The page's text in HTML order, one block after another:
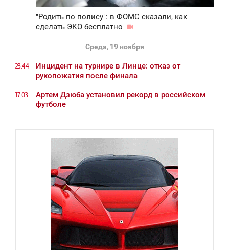
"Родить по полису": в ФОМС сказали, как
сделать ЭКО бесплатно
Среда, 19 ноября
23:44
Инцидент на турнире в Линце: отказ от
рукопожатия после финала
17:03
Артем Дзюба установил рекорд в российском
футболе